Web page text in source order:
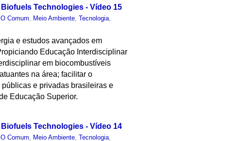
Technologies - Vídeo 15
O Comum Meio Ambiente ,Tecnologia
e estudos avançados em
Educação Interdisciplinar
em biocombustíveis
na área; facilitar o
e privadas brasileiras e
Educação Superior.
Technologies - Vídeo 14
O Comum, Meio Ambiente,Tecnologia,